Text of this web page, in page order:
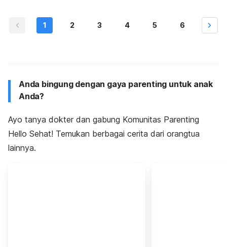
1 2 3 4 5 6
Anda bingung dengan gaya parenting untuk anak
Anda?
Ayo tanya dokter dan gabung Komunitas Parenting
Hello Sehat! Temukan berbagai cerita dari orangtua
lainnya.